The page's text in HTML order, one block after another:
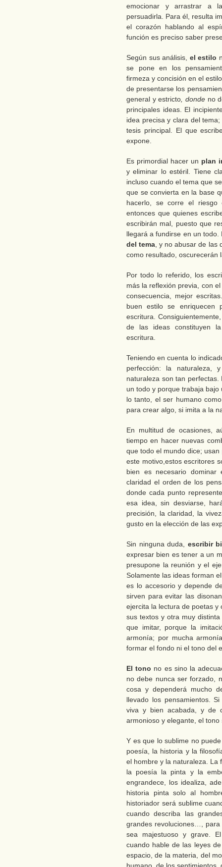
emocionar y arrastrar a
persuadirla. Para él, resulta
el corazón hablando al
función es preciso saber
Según sus análisis, el estilo
se pone en los
firmeza y concisión en el
de presentarse los
general y estricto , donde no
principales ideas. El
idea precisa y clara del
tesis principal. El que
expone.
Es primordial hacer un plan
y eliminar lo estéril. Tiene
incluso cuando el tema que
que se convierta en la base
hacerlo, se corre el riesgo
entonces que quienes
escribirán mal, puesto que
llegará a fundirse en un
del tema , y no abusar de
como resultado, oscurecerán
Por todo lo referido, los
más la reflexión previa, con
consecuencia, mejor
buen estilo se
escritura.
de las ideas constituyen
escritura.
Teniendo en cuenta lo
perfección: la
naturaleza son tan
un todo y porque trabaja
lo tanto, el ser humano
para crear algo, si imita a la
En multitud de ocasiones,
tiempo en hacer nuevas
que todo el mundo dice;
este motivo,estos escritores
bien es necesario
claridad el orden de los
donde cada punto
esa idea, sin desviarse,
precisión, la claridad, la
gusto en la elección de las
Sin ninguna duda, escribir
expresar bien es tener a un
presupone la reunión y el
Solamente las ideas forman
es lo accesorio y depende
sirven para evitar las
ejercita la lectura de poetas
sus textos y otra muy
que imitar, porque la
armonía; por mucha
formar el fondo ni el tono del
El tono no es sino la
no debe nunca ser forzado,
cosa y dependerá mucho
llevado los pensamientos.
viva y bien acabada, y de
armonioso y elegante, el
Y es que lo sublime no
poesía, la historia y la
el hombre y la naturaleza. La
la poesía la pinta y la
engrandece, los idealiza,
historia pinta solo al
historiador será sublime
cuando describa las
grandes revoluciones…,
sea majestuoso y grave.
cuando hable de las leyes
espacio, de la materia, del